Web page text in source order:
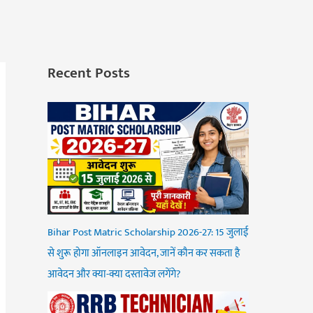
Recent Posts
Bihar Post Matric Scholarship 2026-27: 15 जुलाई
से शुरू होगा ऑनलाइन आवेदन, जानें कौन कर सकता है
आवेदन और क्या-क्या दस्तावेज लगेंगे?